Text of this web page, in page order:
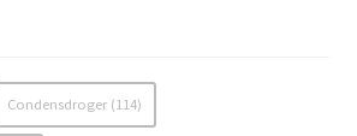
Condensdroger 114